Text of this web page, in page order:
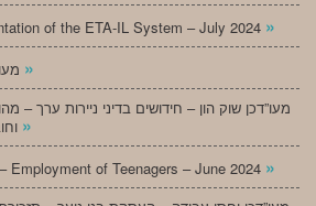
of the ETA-IL System – July 2024 »
»
מעו”דכן שוק הון – חידושים בדיני ניירות ערך –
»
Employment of Teenagers – June 2024 »